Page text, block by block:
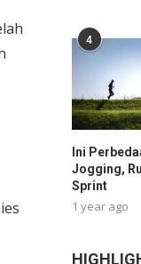
4
Ini
Jogging,
Sprint
1 year ago